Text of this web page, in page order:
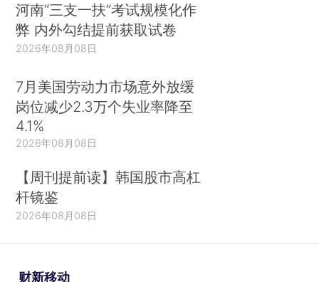
河南“三支一扶”考试规模化作
弊 内外勾结提前获取试卷
2026年08月08日
7月美国劳动力市场意外放缓
岗位减少2.3万个失业率降至
4.1%
2026年08月08日
【周刊提前读】韩国股市高杠
杆镜鉴
2026年08月08日
财新移动